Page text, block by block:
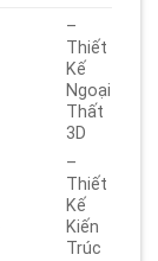
–
Thiết
Kế
Ngoại
Thất
3D
–
Thiết
Kế
Kiến
Trúc